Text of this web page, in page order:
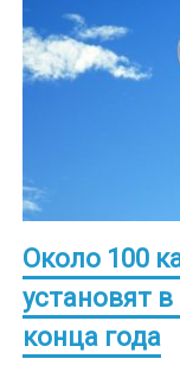
Около 100
установят
конца года